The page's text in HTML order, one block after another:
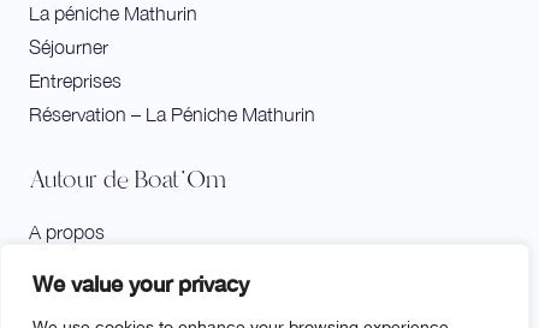
We value your privacy
La péniche Mathurin
Séjourner
Entreprises
Réservation – La Péniche Mathurin
Autour de Boat'Om
A propos
Agenda et activités à bord